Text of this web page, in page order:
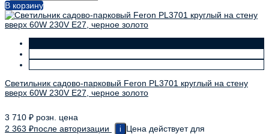
В корзину
Светильник садово-парковый Feron PL3701 круглый на стену
вверх 60W 230V E27, черное золото
3 710 ₽ розн. цена
2 363 ₽после авторизации i
Цена действует для